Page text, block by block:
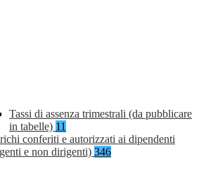
Tassi di assenza trimestrali (da pubblicare
in tabelle) 11
conferiti e autorizzati ai dipendenti
e non dirigenti) 346